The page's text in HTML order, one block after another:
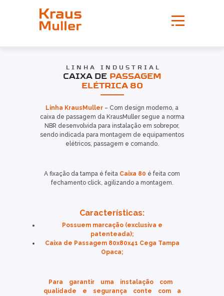
LINHA INDUSTRIAL
CAIXA DE PASSAGEM
ELÉTRICA 80
Linha KrausMuller – Com design moderno, a
caixa de passagem da KrausMuller segue a norma
NBR desenvolvida para instalação em sobrepor,
sendo indicada para montagem de equipamentos
elétricos, passagem e comando.
A fixação da tampa é feita Caixa 80 é feita com
fechamento click, agilizando a montagem.
Características:
Possuem marcação (exclusiva e
patenteada);
Caixa de Passagem 80x80x41 Cega Tampa
Opaca;
Para garantir uma instalação com
qualidade e segurança conte com a